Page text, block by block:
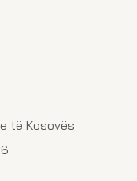
të Kosovës